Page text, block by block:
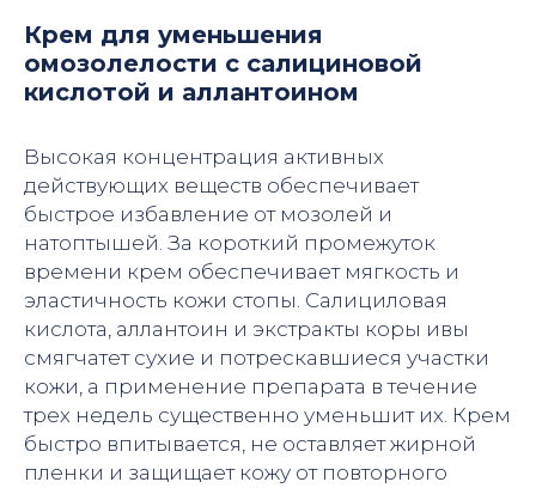
Крем для уменьшения
омозолелости с салициновой
кислотой и аллантоином
Высокая концентрация активных
действующих веществ обеспечивает
быстрое избавление от мозолей и
натоптышей. За короткий промежуток
времени крем обеспечивает мягкость и
эластичность кожи стопы. Салициловая
кислота, аллантоин и экстракты коры ивы
смягчатет сухие и потрескавшиеся участки
кожи, а применение препарата в течение
трех недель существенно уменьшит их. Крем
быстро впитывается, не оставляет жирной
пленки и защищает кожу от повторного